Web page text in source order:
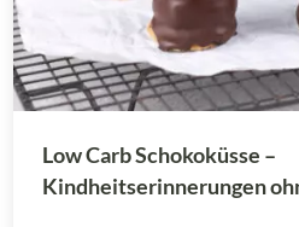
Low Carb Schokoküsse –
Kindheitserinnerungen